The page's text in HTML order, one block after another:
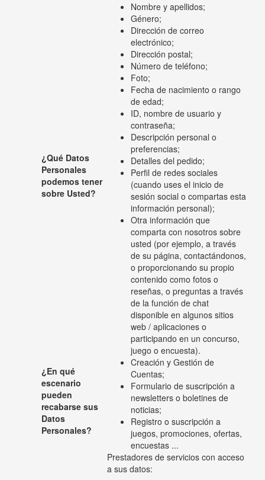
¿Qué Datos
Personales
podemos tener
sobre Usted?
Nombre y apellidos;
Género;
Dirección de correo
electrónico;
Dirección postal;
Número de teléfono;
Foto;
Fecha de nacimiento o rango
de edad;
ID, nombre de usuario y
contraseña;
Descripción personal o
preferencias;
Detalles del pedido;
Perfil de redes sociales
(cuando uses el inicio de
sesión social o compartas esta
información personal);
Otra información que
comparta con nosotros sobre
usted (por ejemplo, a través
de su página, contactándonos,
o proporcionando su propio
contenido como fotos o
reseñas, o preguntas a través
de la función de chat
disponible en algunos sitios
web / aplicaciones o
participando en un concurso,
juego o encuesta).
¿En qué
escenario
pueden
recabarse sus
Datos
Personales?
Creación y Gestión de
Cuentas;
Formulario de suscripción a
newsletters o boletines de
noticias;
Registro o suscripción a
juegos, promociones, ofertas,
encuestas ...
Prestadores de servicios con acceso
a sus datos: